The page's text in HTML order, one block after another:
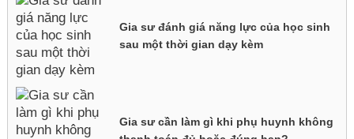
Gia sư đánh giá năng lực của học sinh
sau một thời gian dạy kèm
Gia sư cần làm gì khi phụ huynh không